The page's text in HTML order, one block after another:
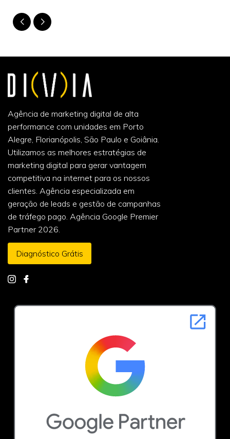
Agência de marketing digital de alta
performance com unidades em Porto
Alegre, Florianópolis, São Paulo e Goiânia.
Utilizamos as melhores estratégias de
marketing digital para gerar vantagem
competitiva na internet para os nossos
clientes. Agência especializada em
geração de leads e gestão de campanhas
de tráfego pago. Agência Google Premier
Partner 2026.
Diagnóstico Grátis